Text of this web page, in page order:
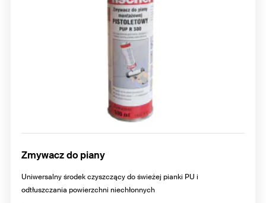
Zmywacz do piany
Uniwersalny środek czyszczący do świeżej pianki PU i
odtłuszczania powierzchni niechłonnych